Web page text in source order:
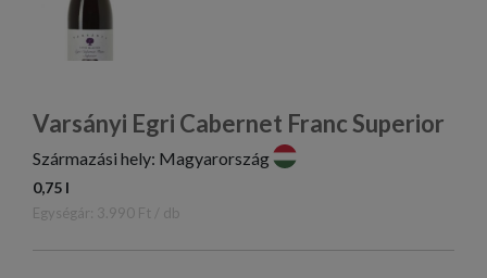
Varsányi Egri Cabernet Franc Superior
Származási hely: Magyarország
0,75 l
Egységár: 3.990 Ft / db